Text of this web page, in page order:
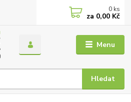
Menu
Hledat
0 ks
za 0,00 Kč